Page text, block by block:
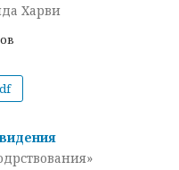
Харви